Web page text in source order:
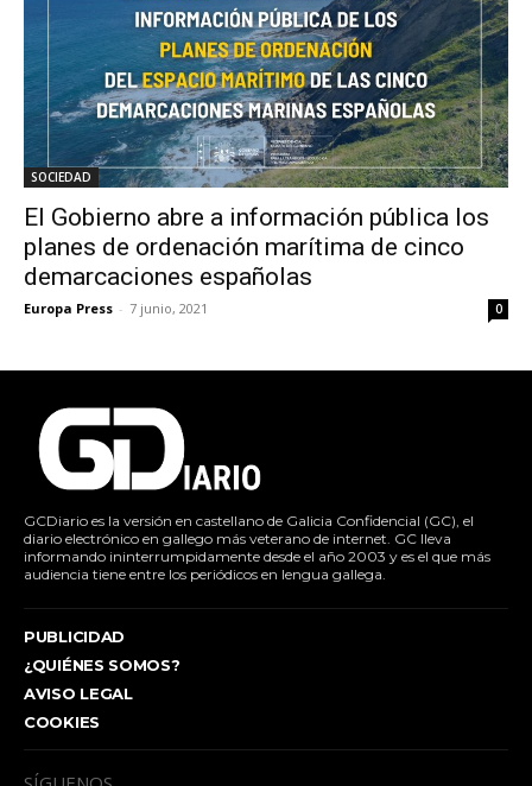
SOCIEDAD
El Gobierno abre a información pública los
planes de ordenación marítima de cinco
demarcaciones españolas
Europa Press - 7 junio, 2021 0
GCDiario es la versión en castellano de Galicia Confidencial (GC), el
diario electrónico en gallego más veterano de internet. GC lleva
informando ininterrumpidamente desde el año 2003 y es el que más
audiencia tiene entre los periódicos en lengua gallega.
PUBLICIDAD
¿QUIÉNES SOMOS?
AVISO LEGAL
COOKIES